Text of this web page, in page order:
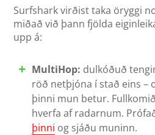
Surfshark virðist taka öryggi
miðað við þann fjölda
upp á:
MultiHop: dulkóðuð
röð netþjóna í stað eins –
þinni mun betur.
hverfa af radarnum.
þinni og sjáðu muninn.